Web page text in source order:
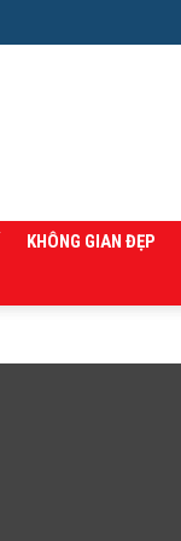
KHÔNG GIAN ĐẸP